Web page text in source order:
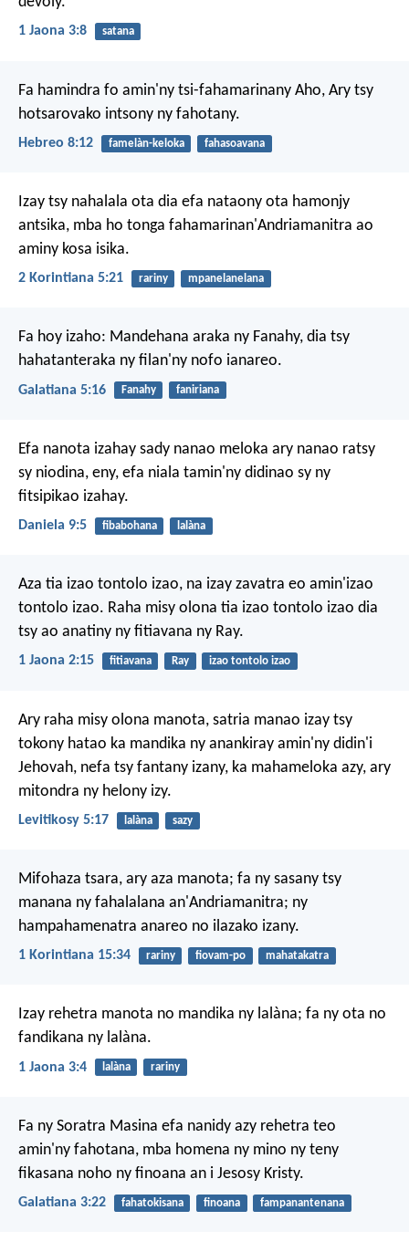
1 Jaona 3:8 satana
Fa hamindra fo amin'ny tsi-fahamarinany Aho, Ary tsy
hotsarovako intsony ny fahotany.
Hebreo 8:12 famelàn-keloka fahasoavana
Izay tsy nahalala ota dia efa nataony ota hamonjy
antsika, mba ho tonga fahamarinan'Andriamanitra ao
aminy kosa isika.
2 Korintiana 5:21 rariny mpanelanelana
Fa hoy izaho: Mandehana araka ny Fanahy, dia tsy
hahatanteraka ny filan'ny nofo ianareo.
Galatiana 5:16 Fanahy faniriana
Efa nanota izahay sady nanao meloka ary nanao ratsy
sy niodina, eny, efa niala tamin'ny didinao sy ny
fitsipikao izahay.
Daniela 9:5 fibabohana lalàna
Aza tia izao tontolo izao, na izay zavatra eo amin'izao
tontolo izao. Raha misy olona tia izao tontolo izao dia
tsy ao anatiny ny fitiavana ny Ray.
1 Jaona 2:15 fitiavana Ray izao tontolo izao
Ary raha misy olona manota, satria manao izay tsy
tokony hatao ka mandika ny anankiray amin'ny didin'i
Jehovah, nefa tsy fantany izany, ka mahameloka azy, ary
mitondra ny helony izy.
Levitikosy 5:17 lalàna sazy
Mifohaza tsara, ary aza manota; fa ny sasany tsy
manana ny fahalalana an'Andriamanitra; ny
hampahamenatra anareo no ilazako izany.
1 Korintiana 15:34 rariny fiovam-po mahatakatra
Izay rehetra manota no mandika ny lalàna; fa ny ota no
fandikana ny lalàna.
1 Jaona 3:4 lalàna rariny
Fa ny Soratra Masina efa nanidy azy rehetra teo
amin'ny fahotana, mba homena ny mino ny teny
fikasana noho ny finoana an i Jesosy Kristy.
Galatiana 3:22 fahatokisana finoana fampanantenana